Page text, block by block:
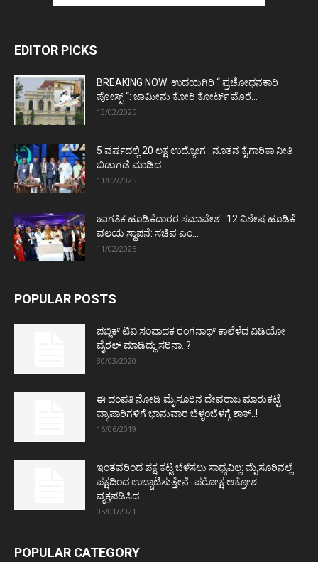
EDITOR PICKS
BREAKING NOW: ಉದಯಗಿರಿ “ ಪ್ರಚೋಧನಕಾರಿ
ಪೋಸ್ಟ್‌ “: ಜಾಮೀನು ಕೋರಿ ಕೋರ್ಟ್‌ ಮೊರೆ...
13/02/2025
5 ವರ್ಷದಲ್ಲಿ 20 ಲಕ್ಷ ಉದ್ಯೋಗ : ನೂತನ ಕೈಗಾರಿಕಾ ನೀತಿ
ಬಿಡುಗಡೆ ಮಾಡಿದ...
11/02/2025
ಜಾಗತಿಕ ಹೂಡಿಕೆದಾರರ ಸಮಾವೇಶ : 12 ವಿಶೇಷ ಹೂಡಿಕೆ
ವಲಯ ಸ್ಥಾಪನೆ: ಸಚಿವ ಎಂ...
11/02/2025
POPULAR POSTS
ಪಬ್ಲಿಕ್ ಟಿವಿ ಸಂಪಾದಕ ರಂಗನಾಥ್ ಕಾಲೆಳೆದ ವಿಡಿಯೋ
ವೈರಲ್ ಮಾಡಿದ್ದು ಸರಿನಾ..?
30/03/2020
ಈ ದಂಪತಿ ನೋಡಿ ಮೈಸೂರಿನ ದೇವರಾಜ ಮಾರುಕಟ್ಟೆ
ವ್ಯಾಪಾರಿಗಳಿಗೆ ಭಾನುವಾರ ಬೆಳ್ಳಂಬೆಳಗ್ಗೆ ಶಾಕ್..!
16/06/2019
ಇಂತವರಿಂದ ಪಕ್ಷ ಕಟ್ಟಿ ಬೆಳೆಸಲು ಸಾಧ್ಯವಿಲ್ಲ: ಮೈಸೂರಿನಲ್ಲೆ
ಪಕ್ಷದಿಂದ ಉಚ್ಚಾಟಿಸುತ್ತೇನೆ- ಪರೋಕ್ಷ ಆಕ್ರೋಶ
ವ್ಯಕ್ತಪಡಿಸಿದ...
05/01/2021
POPULAR CATEGORY